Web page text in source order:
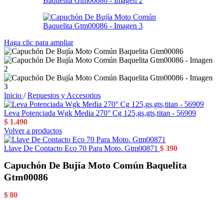
Haga clic para ampliar
Inicio / Repuestos y Accesorios
Leva Potenciada Wgk Media 270° Cg 125,gs,gts,titan - 56909
$ 1.490
Volver a productos
Llave De Contacto Eco 70 Para Moto. Gtm00871 $ 390
Capuchón De Bujía Moto Común Baquelita
Gtm00086
$ 80